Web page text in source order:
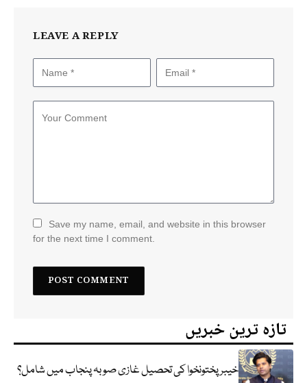
LEAVE A REPLY
Save my name, email, and website in this browser
for the next time I comment.
تازہ ترین خبریں
خیبر پختونخوا کی تحصیل غازی صوبہ پنجاب میں شامل؟